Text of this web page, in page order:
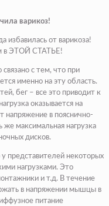
варикоз!
избавилась от варикоза!
в ЭТОЙ СТАТЬЕ!
с тем, что при
именно на эту область.
бег – все это приводит к
оказывается на
напряжение в пояснично-
же максимальная нагрузка
дисков.
представителей некоторых
нагрузками. Это
и т.д. В течение
в напряжении мышцы в
питание